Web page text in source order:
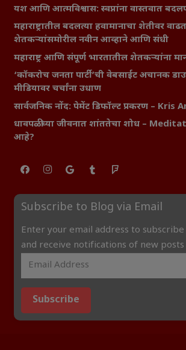
यश आणि आत्मविश्वास: स्वप्नांना वास्तवात
महाराष्ट्रातील बदलत्या हवामानाचा शेतीवर
शेतकऱ्यांसमोरील नवीन आव्हाने आणि संधी
महाराष्ट्र आणि संपूर्ण भारतातील शेतकऱ्यांना
‘कॉकरोच जनता पार्टी’ची वेबसाईट अचानक
मीडियावर चर्चांना उधाण
सार्वजनिक नोंद: पेमेंट डिफॉल्ट प्रकरण – Kris
धावपळीच्या जीवनात शांततेचा शोध –
आहे?
Subscribe to Blog via Email
Enter your email address to
and receive notifications of new posts
Subscribe